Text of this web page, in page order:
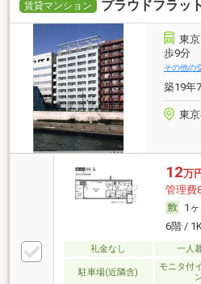
賃貸マンション プラウドフラッ
東
歩9分
その他の
築19年
東
12万
管理費
1ヶ
6階 /
礼金なし 一人
駐車場(近隣含)
モニタ付